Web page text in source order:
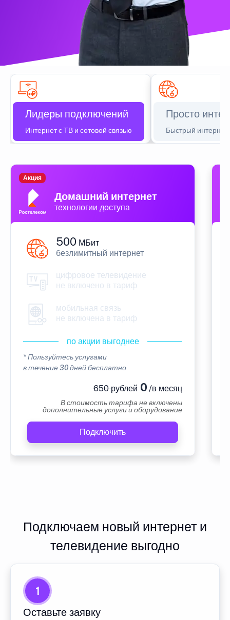
Лидеры подключений
Интернет с ТВ и сотовой связью
Просто
Быстрый интернет
Домашний интернет
технологии доступа
Акция
500 МБит
безлимитный интернет
цифровое телевидение
не включено в тариф
мобильная связь
не включена в тариф
по акции выгоднее
* Пользуйтесь услугами
в течение 30 дней бесплатно
650 рублей0 /в месяц
В стоимость тарифа не включены
дополнительные услуги и оборудование
Подключить
Подключаем новый интернет и
телевидение выгодно
1
Оставьте заявку